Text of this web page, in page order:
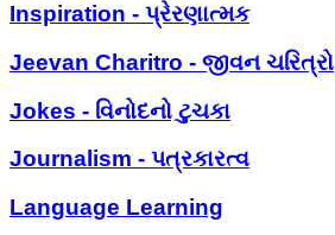
Inspiration - પ્રેરણાત્મક
Jeevan Charitro - જીવન ચરિત્રો
Jokes - વિનોદનો ટુચકા
Journalism - પત્રકારત્વ
Language Learning